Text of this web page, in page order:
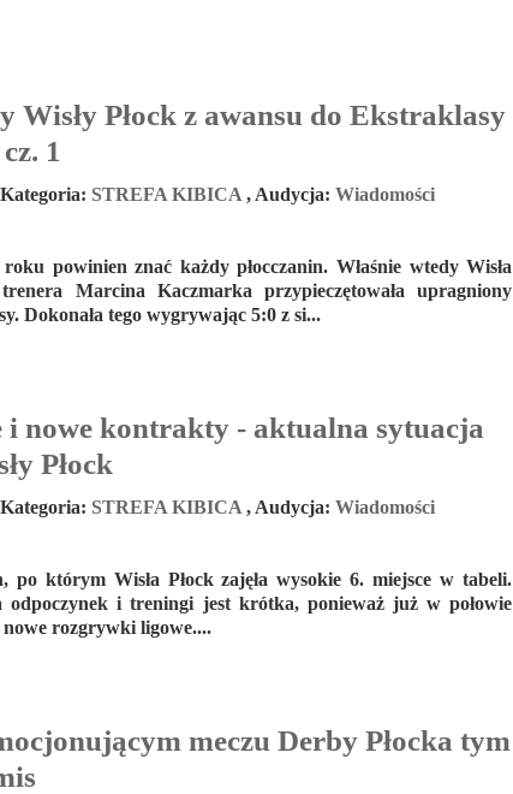
Wisły Płock z awansu do Ekstraklasy
1
Kategoria: STREFA KIBICA , Audycja: Wiadomości
powinien znać każdy płocczanin. Właśnie wtedy Wisła
Marcina Kaczmarka przypieczętowała upragniony
Dokonała tego wygrywając 5:0 z si...
i nowe kontrakty - aktualna sytuacja
Płock
Kategoria: STREFA KIBICA , Audycja: Wiadomości
po którym Wisła Płock zajęła wysokie 6. miejsce w tabeli.
odpoczynek i treningi jest krótka, ponieważ już w połowie
rozgrywki ligowe....
meczu Derby Płocka tym